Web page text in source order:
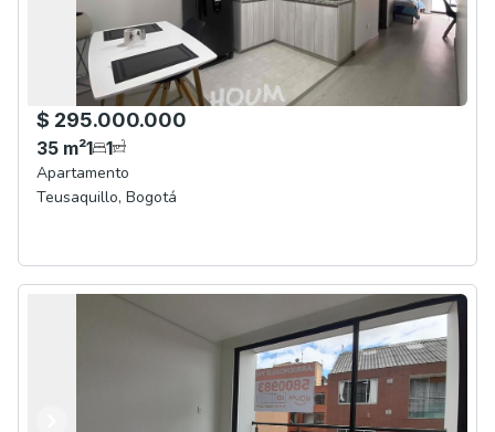
$ 295.000.000
35 m²1 1
Apartamento
Teusaquillo, Bogotá